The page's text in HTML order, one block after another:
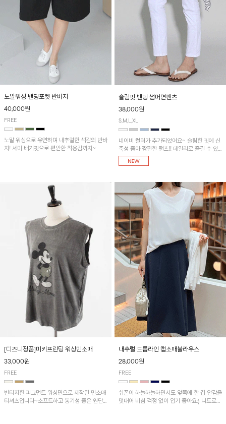
노말워싱 밴딩포켓 반바지
40,000원
FREE
노말 워싱으로 유연하며 내추럴한 색감의 반바
지! 세미 배기핏으로 편안한 착용감까지~
슬림핏 밴딩 썸머면팬츠
38,000원
S,M,L,XL
네이비 컬러가 추가되었어요~ 슬림한 핏에 신
축성 좋아 짱편한 팬츠!! 데일리로 즐길 수 있
는 기본 컬러들로 준비했어요~
[디즈니정품]미키프린팅 워싱민소매
33,000원
FREE
빈티지한 피그먼트 워싱면으로 제작된 민소매
티셔츠입니다~소프트하고 통기성 좋은 원단
내추럴 드롭라인 캡소매블라우스
28,000원
FREE
쉬폰이 하늘하늘하면서도 앞쪽에 한 겹 안감을
덧대어 비침 걱정 없이 입기 좋아요:) 니트로